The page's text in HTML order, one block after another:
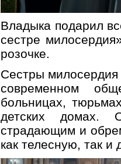
Владыка подарил
сестре
розочке.
Сестры милосердия
современном
больницах,
детских домах.
страдающим и
как телесную, так и